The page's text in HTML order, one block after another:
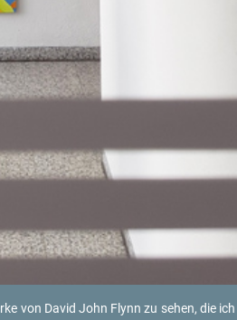
von David John Flynn zu sehen, die